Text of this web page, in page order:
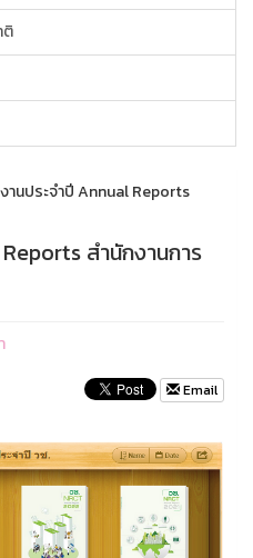
ติ
านประจำปี Annual Reports
สำนักงานการ
Email